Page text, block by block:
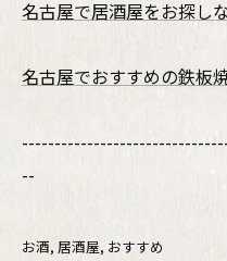
名古屋で居酒屋をお探し
名古屋でおすすめの鉄板
--
お酒 居酒屋 おすすめ